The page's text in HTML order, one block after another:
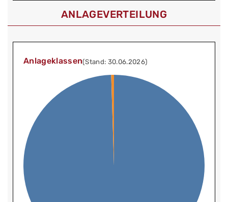
ANLAGEVERTEILUNG
Anlageklassen(Stand: 30.06.2026)